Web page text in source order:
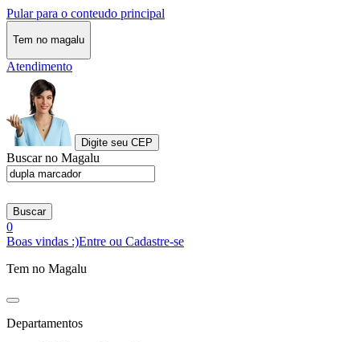
Pular para o conteudo principal
Tem no magalu
Atendimento
Digite seu CEP
Buscar no Magalu
Buscar
0
Boas vindas :)Entre ou Cadastre-se
Tem no Magalu
Departamentos